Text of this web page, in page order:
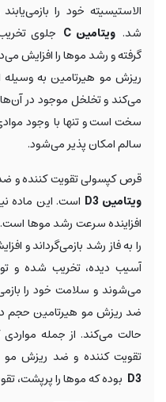
الاستیسیته خود را
شد.ویتامین C
جلوی
گرفته و رشد موها را افزایش
ریزش مو هیرتامین به
می‌کند و تخلخل موجود در آن‌ها
سخت است و تنها با وجود
سالم امکان پذیر می‌شود.
قرص کپسولی تقویت کننده و
ویتامین D3
است. این ماده
افزاینده سرعت رشد موها
را به فاز رشد بازمی‌گرداند و
آسیب دیده، تخریب شده و
می‌شوند و سلامت خود را
ضد ریزش مو هیرتامین حجم
حالت می‌کند. از جمله
تقویت کننده و ضد ریزش مو
D3 بوده که موها را پرپشت،